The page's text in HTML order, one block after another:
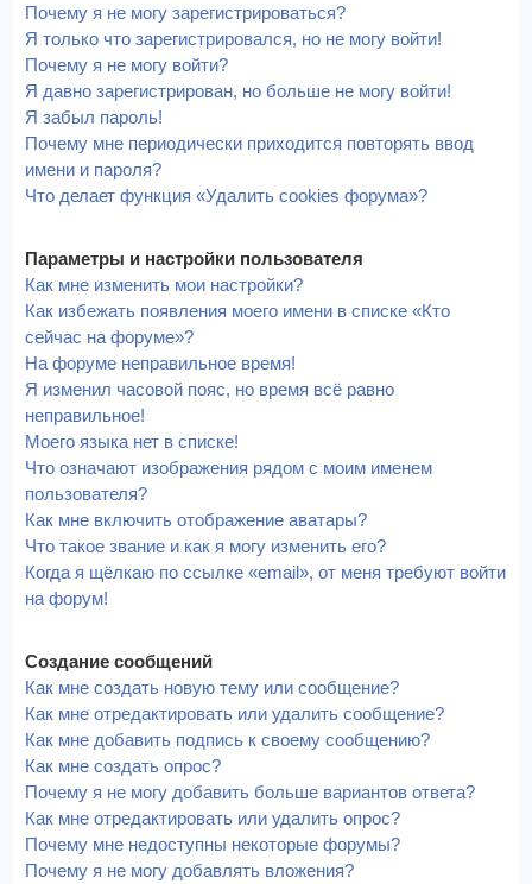
Почему я не могу зарегистрироваться?
Я только что зарегистрировался, но не могу войти!
Почему я не могу войти?
Я давно зарегистрирован, но больше не могу войти!
Я забыл пароль!
Почему мне периодически приходится повторять ввод
имени и пароля?
Что делает функция «Удалить cookies форума»?
Параметры и настройки пользователя
Как мне изменить мои настройки?
Как избежать появления моего имени в списке «Кто
сейчас на форуме»?
На форуме неправильное время!
Я изменил часовой пояс, но время всё равно
неправильное!
Моего языка нет в списке!
Что означают изображения рядом с моим именем
пользователя?
Как мне включить отображение аватары?
Что такое звание и как я могу изменить его?
Когда я щёлкаю по ссылке «email», от меня требуют войти
на форум!
Создание сообщений
Как мне создать новую тему или сообщение?
Как мне отредактировать или удалить сообщение?
Как мне добавить подпись к своему сообщению?
Как мне создать опрос?
Почему я не могу добавить больше вариантов ответа?
Как мне отредактировать или удалить опрос?
Почему мне недоступны некоторые форумы?
Почему я не могу добавлять вложения?